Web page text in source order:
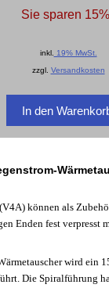
Sie sparen
inkl. 19% MwSt.
zzgl. Versandkosten
können als
Enden fest verpresst
wird ein
Die Spiralführung